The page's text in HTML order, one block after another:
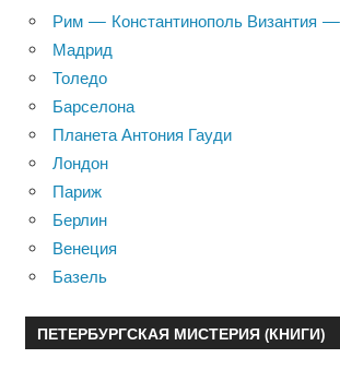
Рим — Константинополь Византия
Мадрид
Толедо
Барселона
Планета Антония Гауди
Лондон
Париж
Берлин
Венеция
Базель
ПЕТЕРБУРГСКАЯ МИСТЕРИЯ (КНИГИ)